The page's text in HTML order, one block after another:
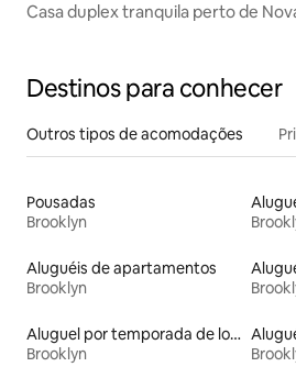
Casa duplex tranquila perto de
Destinos para conhecer
Outros tipos de acomodações
Pousadas
Brooklyn
Aluguéis de apartamentos
Brooklyn
Aluguel por temporada de lofts
Brooklyn